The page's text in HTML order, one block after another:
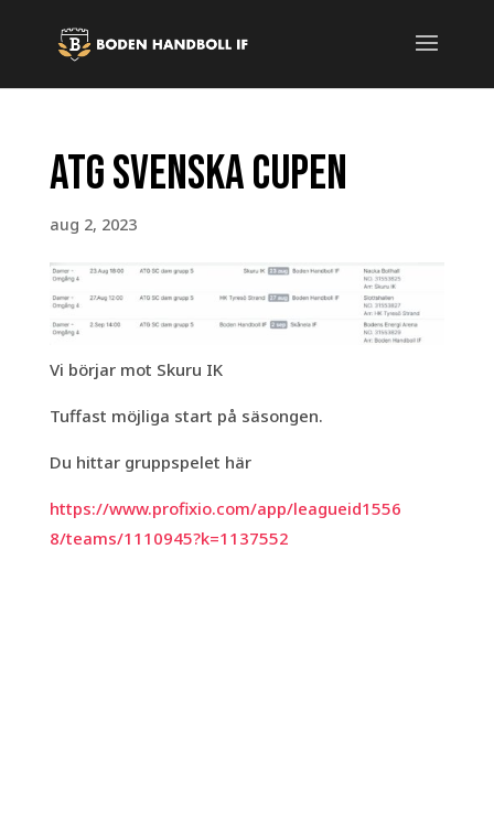
ATG Svenska Cupen
aug 2, 2023
Vi börjar mot Skuru IK
Tuffast möjliga start på säsongen.
Du hittar gruppspelet här
https://www.profixio.com/app/leagueid1556
8/teams/1110945?k=1137552